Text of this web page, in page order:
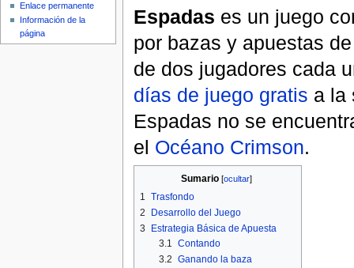
Espadas es un juego
por bazas y apuestas
de dos jugadores cada
días de juego gratis a la
Espadas no se
el Océano Crimson.
Sumario[ocultar]
1 Trasfondo
2
Desarrollo del Juego
3
Estrategia Básica de Apuesta
3.1 Contando
3.2 Ganando la baza
Enlace permanente
Información de la
página